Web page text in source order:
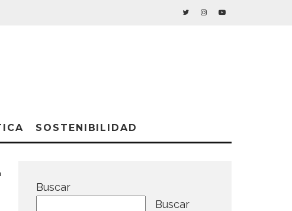
SOSTENIBILIDAD
Buscar
Buscar